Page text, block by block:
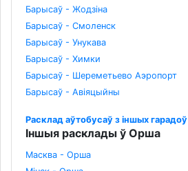
Барысаў - Жодзіна
Барысаў - Смоленск
Барысаў - Унукава
Барысаў - Химки
Барысаў - Шереметьево Аэропорт
Барысаў - Авіяцыйны
Расклад аўтобусаў з іншых гарадоў
Іншыя расклады ў Орша
Масква - Орша